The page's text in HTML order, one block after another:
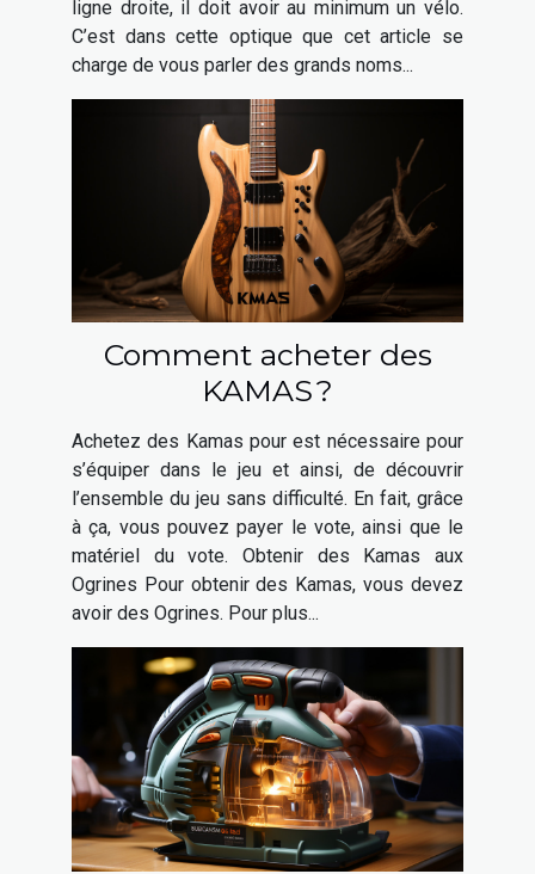
ligne droite, il doit avoir au minimum un vélo.
C’est dans cette optique que cet article se
charge de vous parler des grands noms...
Comment acheter des
KAMAS ?
Achetez des Kamas pour est nécessaire pour
s’équiper dans le jeu et ainsi, de découvrir
l’ensemble du jeu sans difficulté. En fait, grâce
à ça, vous pouvez payer le vote, ainsi que le
matériel du vote. Obtenir des Kamas aux
Ogrines Pour obtenir des Kamas, vous devez
avoir des Ogrines. Pour plus...